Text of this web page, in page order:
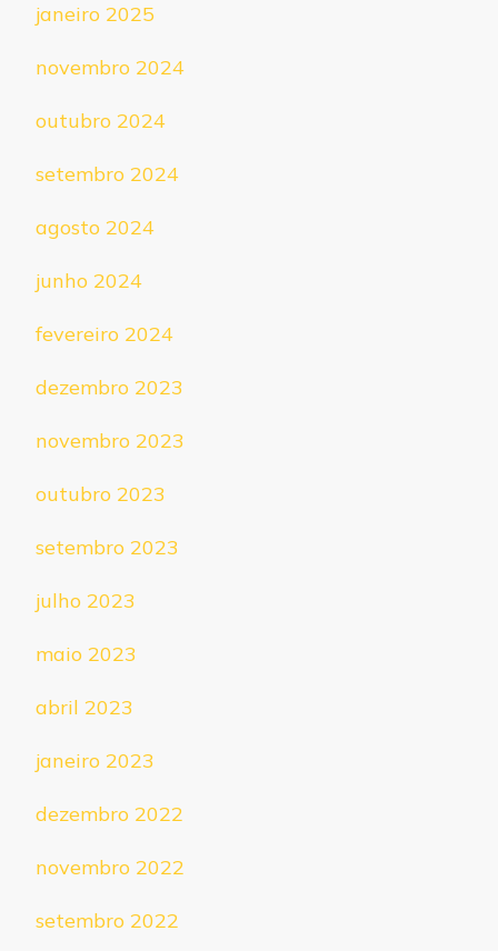
janeiro 2025
novembro 2024
outubro 2024
setembro 2024
agosto 2024
junho 2024
fevereiro 2024
dezembro 2023
novembro 2023
outubro 2023
setembro 2023
julho 2023
maio 2023
abril 2023
janeiro 2023
dezembro 2022
novembro 2022
setembro 2022